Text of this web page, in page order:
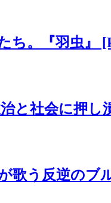
ち。『羽虫』
と社会に押し
う反逆のブ